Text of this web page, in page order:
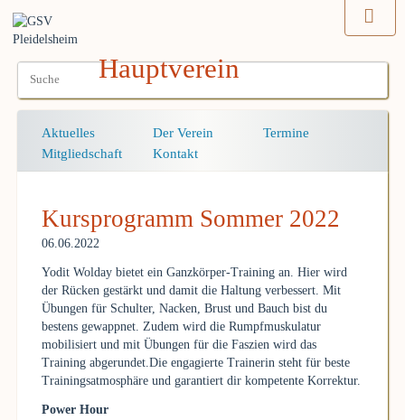
Hauptverein
Navigation
überspringen
Aktuelles Der Verein
Termine
Mitgliedschaft
Kontakt
Kursprogramm Sommer 2022
06.06.2022
Yodit Wolday bietet ein Ganzkörper-Training an. Hier wird
der Rücken gestärkt und damit die Haltung verbessert. Mit
Übungen für Schulter, Nacken, Brust und Bauch bist du
bestens gewappnet. Zudem wird die Rumpfmuskulatur
mobilisiert und mit Übungen für die Faszien wird das
Training abgerundet.Die engagierte Trainerin steht für beste
Trainingsatmosphäre und garantiert dir kompetente Korrektur.
Power Hour